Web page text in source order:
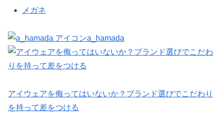
メガネ
a_hamada
アイウェアを侮ってはいないか？ブランド選びでこだわり
を持って差をつける